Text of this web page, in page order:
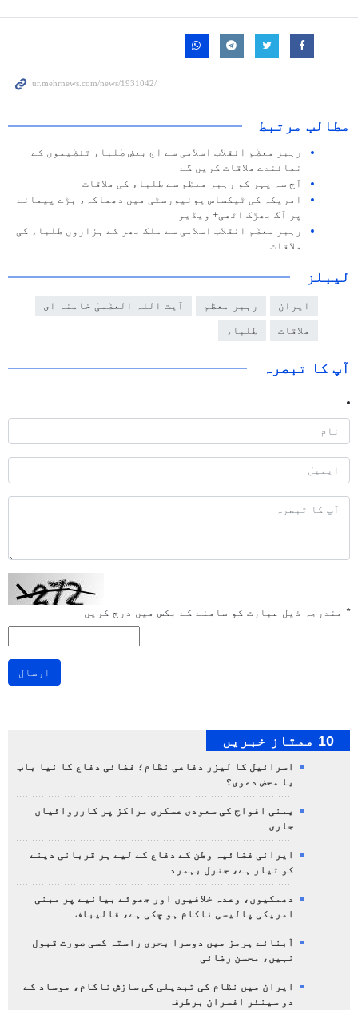
مطالب مرتبط
رہبر معظم انقلاب اسلامی سے آج بعض طلباء تنظیموں کے
نمائندے ملاقات کریں گے
آج سہ پہر کو رہبر معظم سے طلباء کی ملاقات
امریکہ کی ٹیکساس یونیورسٹی میں دھماکہ، بڑے پیمانے
پر آگ بھڑک اٹھی+ ویڈیو
رہبر معظم انقلاب اسلامی سے ملک بھر کے ہزاروں طلباء کی
ملاقات
لیبلز
ایران رہبر معظم آیت اللہ العظمیٰ خامنہ ای
ملاقات طلباء
آپ کا تبصرہ
* مندرجہ ذیل عبارت کو سامنے کے بکس میں درج کریں
ارسال
10 ممتاز خبریں
اسرائیل کا لیزر دفاعی نظام؛ فضائی دفاع کا نیا باب
یا محض دعوی؟
یمنی افواج کی سعودی عسکری مراکز پر کارروائیاں
جاری
ایرانی فضائیہ وطن کے دفاع کے لیے ہر قربانی دینے
کو تیار ہے، جنرل بہمرد
دھمکیوں، وعدہ خلافیوں اور جھوٹے بیانیے پر مبنی
امریکی پالیسی ناکام ہو چکی ہے، قالیباف
آبنائے ہرمز میں دوسرا بحری راستہ کسی صورت قبول
نہیں، محسن رضائی
ایران میں نظام کی تبدیلی کی سازش ناکام، موساد کے
دو سینئر افسران برطرف